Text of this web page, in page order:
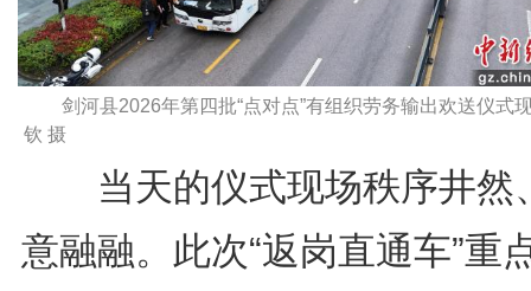
剑河县2026年第四批“点对点”有组织劳务输出欢送仪式
钦 摄
当天的仪式现场秩序井然
意融融。此次“返岗直通车”重